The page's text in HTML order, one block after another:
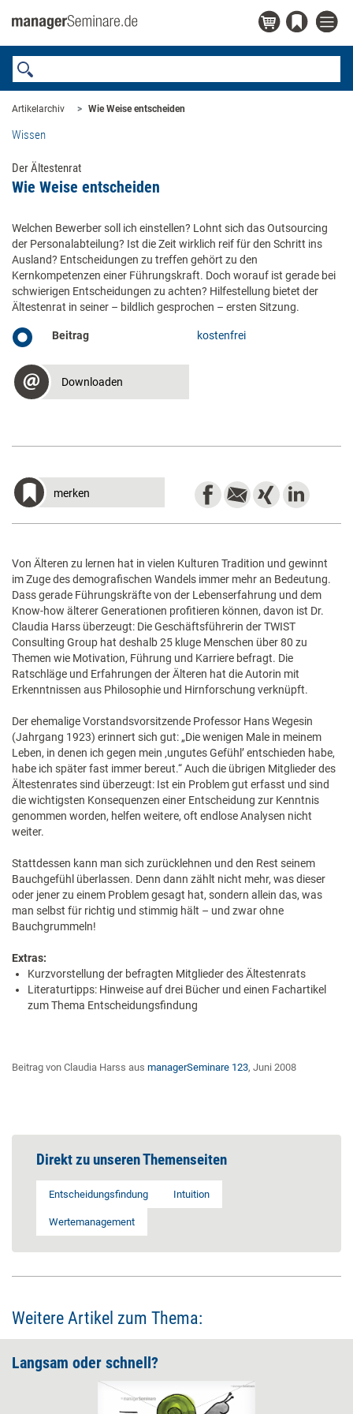
Artikelarchiv Wie Weise entscheiden
Wissen
Der Ältestenrat
Wie Weise entscheiden
Welchen Bewerber soll ich einstellen? Lohnt sich das Outsourcing
der Personalabteilung? Ist die Zeit wirklich reif für den Schritt ins
Ausland? Entscheidungen zu treffen gehört zu den
Kernkompetenzen einer Führungskraft. Doch worauf ist gerade bei
schwierigen Entscheidungen zu achten? Hilfestellung bietet der
Ältestenrat in seiner – bildlich gesprochen – ersten Sitzung.
Beitrag kostenfrei
Downloaden
merken
Von Älteren zu lernen hat in vielen Kulturen Tradition und gewinnt
im Zuge des demografischen Wandels immer mehr an Bedeutung.
Dass gerade Führungskräfte von der Lebenserfahrung und dem
Know-how älterer Generationen profitieren können, davon ist Dr.
Claudia Harss überzeugt: Die Geschäftsführerin der TWIST
Consulting Group hat deshalb 25 kluge Menschen über 80 zu
Themen wie Motivation, Führung und Karriere befragt. Die
Ratschläge und Erfahrungen der Älteren hat die Autorin mit
Erkenntnissen aus Philosophie und Hirnforschung verknüpft.
Der ehemalige Vorstandsvorsitzende Professor Hans Wegesin
(Jahrgang 1923) erinnert sich gut: „Die wenigen Male in meinem
Leben, in denen ich gegen mein ‚ungutes Gefühl’ entschieden habe,
habe ich später fast immer bereut.“ Auch die übrigen Mitglieder des
Ältestenrates sind überzeugt: Ist ein Problem gut erfasst und sind
die wichtigsten Konsequenzen einer Entscheidung zur Kenntnis
genommen worden, helfen weitere, oft endlose Analysen nicht
weiter.
Stattdessen kann man sich zurücklehnen und den Rest seinem
Bauchgefühl überlassen. Denn dann zählt nicht mehr, was dieser
oder jener zu einem Problem gesagt hat, sondern allein das, was
man selbst für richtig und stimmig hält – und zwar ohne
Bauchgrummeln!
Extras:
Kurzvorstellung der befragten Mitglieder des Ältestenrats
Literaturtipps: Hinweise auf drei Bücher und einen Fachartikel
zum Thema Entscheidungsfindung
Beitrag von Claudia Harss aus managerSeminare 123, Juni 2008
Direkt zu unseren Themenseiten
Entscheidungsfindung Intuition
Wertemanagement
Weitere Artikel zum Thema:
Langsam oder schnell?